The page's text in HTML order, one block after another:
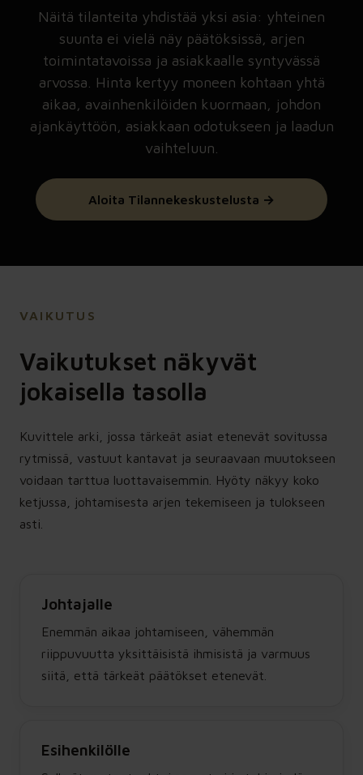
Näitä tilanteita yhdistää yksi asia: yhteinen
suunta ei vielä näy päätöksissä, arjen
toimintatavoissa ja asiakkaalle syntyvässä
arvossa. Hinta kertyy moneen kohtaan yhtä
aikaa, avainhenkilöiden kuormaan, johdon
ajankäyttöön, asiakkaan odotukseen ja laadun
vaihteluun.
Aloita Tilannekeskustelusta →
VAIKUTUS
Vaikutukset näkyvät
jokaisella tasolla
Kuvittele arki, jossa tärkeät asiat etenevät sovitussa
rytmissä, vastuut kantavat ja seuraavaan muutokseen
voidaan tarttua luottavaisemmin. Hyöty näkyy koko
ketjussa, johtamisesta arjen tekemiseen ja tulokseen
asti.
Johtajalle
Enemmän aikaa johtamiseen, vähemmän
riippuvuutta yksittäisistä ihmisistä ja varmuus
siitä, että tärkeät päätökset etenevät.
Esihenkilölle